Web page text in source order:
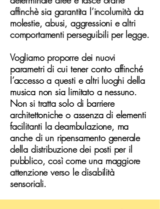
affinchè sia garantita l’incolumità da
molestie, abusi, aggressioni e altri
comportamenti perseguibili per legge.
Vogliamo proporre dei nuovi
parametri di cui tener conto affinché
l’accesso a questi e altri luoghi della
musica non sia limitato a nessuno.
Non si tratta solo di barriere
architettoniche o assenza di elementi
facilitanti la deambulazione, ma
anche di un ripensamento generale
della distribuzione dei posti per il
pubblico, così come una maggiore
attenzione verso le disabilità
sensoriali.